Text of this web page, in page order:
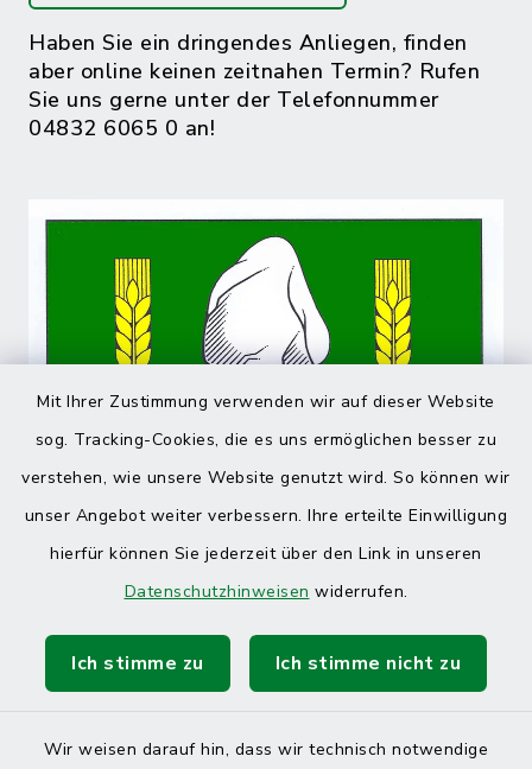
Mit Ihrer Zustimmung verwenden wir auf dieser Website
sog. Tracking-Cookies, die es uns ermöglichen besser zu
verstehen, wie unsere Website genutzt wird. So können wir
unser Angebot weiter verbessern. Ihre erteilte Einwilligung
hierfür können Sie jederzeit über den Link in unseren
Datenschutzhinweisen widerrufen.
Ich stimme zu Ich stimme nicht zu
Wir weisen darauf hin, dass wir technisch notwendige
Haben Sie ein dringendes Anliegen, finden
aber online keinen zeitnahen Termin? Rufen
Sie uns gerne unter der Telefonnummer
04832 6065 0 an!